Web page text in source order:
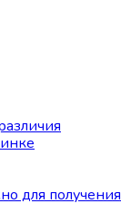
для получения